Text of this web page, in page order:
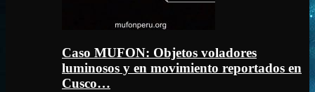
Caso MUFON: Objetos voladores
luminosos y en movimiento reportados en
Cusco…